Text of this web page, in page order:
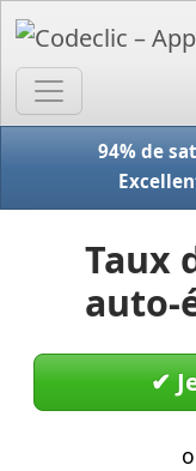
94% de
Taux
auto-
✔︎